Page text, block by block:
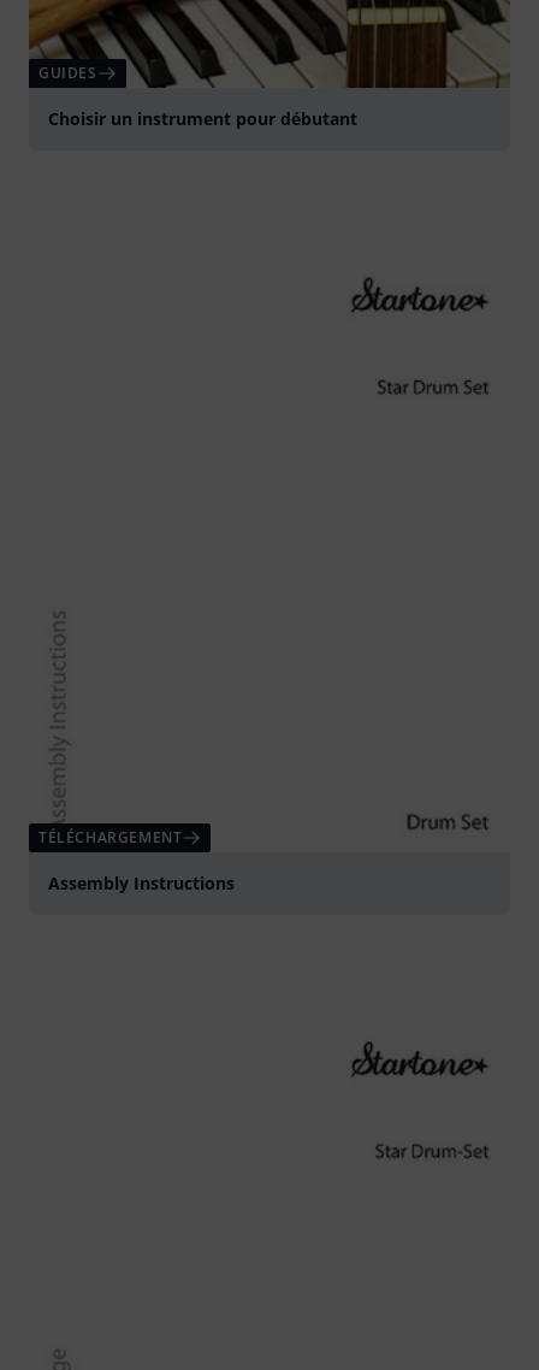
GUIDES
Choisir un instrument pour débutant
TÉLÉCHARGEMENT
Assembly Instructions